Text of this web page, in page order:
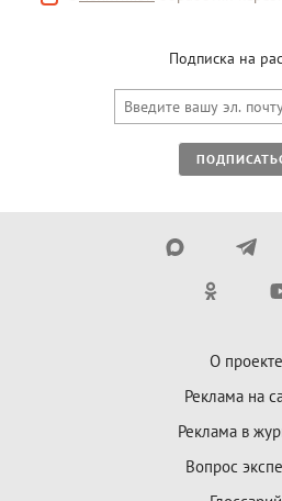
Подписка на
О проекте
Реклама на
Реклама в
Вопрос